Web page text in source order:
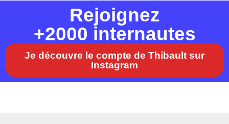
Rejoignez
+2000 internautes
Je découvre le compte de Thibault sur
Instagram